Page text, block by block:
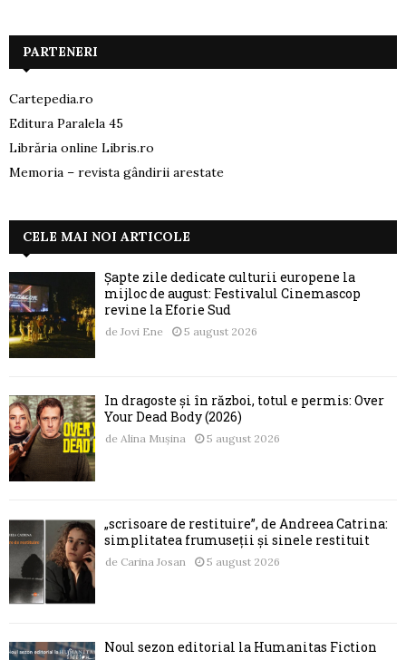
PARTENERI
Cartepedia.ro
Editura Paralela 45
Librăria online Libris.ro
Memoria – revista gândirii arestate
CELE MAI NOI ARTICOLE
Șapte zile dedicate culturii europene la
mijloc de august: Festivalul Cinemascop
revine la Eforie Sud
de Jovi Ene 5 august 2026
În dragoste și în război, totul e permis: Over
Your Dead Body (2026)
de Alina Mușina 5 august 2026
„scrisoare de restituire”, de Andreea Catrina:
simplitatea frumuseții și sinele restituit
de Carina Josan 5 august 2026
Noul sezon editorial la Humanitas Fiction